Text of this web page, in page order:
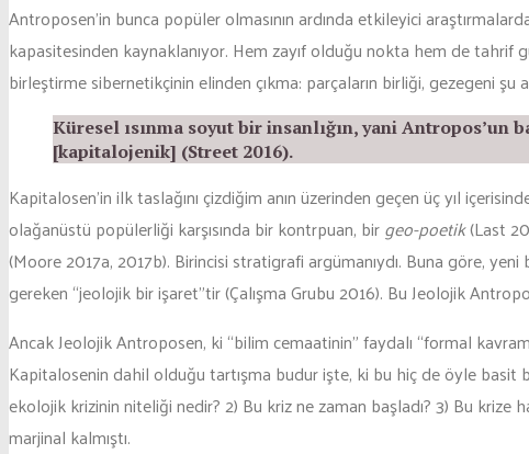
Antroposen’in bunca popüler olmasının ardında etkileyici
kapasitesinden kaynaklanıyor. Hem zayıf olduğu nokta hem de tahrif
birleştirme sibernetikçinin elinden çıkma: parçaların birliği, gezegeni
Küresel ısınma soyut bir insanlığın, yani Antropos’un
[kapitalojenik] (Street 2016).
Kapitalosen’in ilk taslağını çizdiğim anın üzerinden geçen üç yıl
olağanüstü popülerliği karşısında bir kontrpuan, birgeo-poetik(Last
(Moore 2017a, 2017b). Birincisi stratigrafi argümanıydı. Buna göre,
gereken “jeolojik bir işaret”tir (Çalışma Grubu 2016). Bu Jeolojik
Ancak Jeolojik Antroposen, ki “bilim cemaatinin” faydalı “formal
Kapitalosenin dahil olduğu tartışma budur işte, ki bu hiç de öyle basit
ekolojik krizinin niteliği nedir? 2) Bu kriz ne zaman başladı? 3) Bu krize
marjinal kalmıştı.